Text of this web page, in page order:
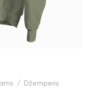
/ Džemperis